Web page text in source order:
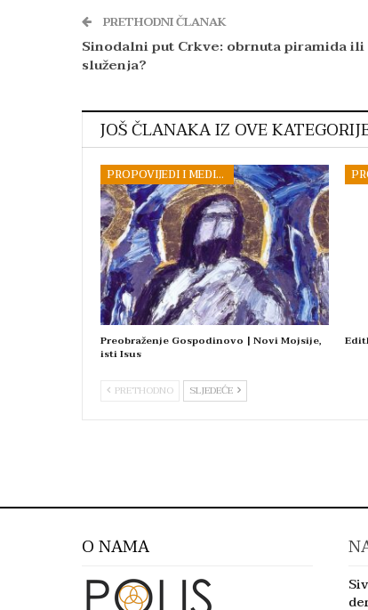
PRETHODNI ČLANAK
Sinodalni put Crkve: obrnuta piramida
služenja?
JOŠ ČLANAKA IZ OVE
PROPOVIJEDI I MEDITACIJE
Preobraženje Gospodinovo | Novi Mojsije,
isti Isus
PRETHODNO SLJEDEĆE
O NAMA